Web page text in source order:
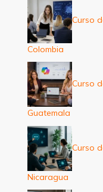
Curso
Colombia
Curso
Guatemala
Curso
Nicaragua